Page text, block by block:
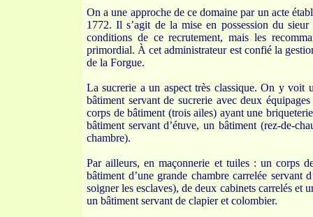
On a une approche de ce domaine par un acte
1772. Il s’agit de la mise en possession du
conditions de ce recrutement, mais les
primordial. À cet administrateur est confié la
de la Forgue.
La sucrerie a un aspect très classique. On y voit
bâtiment servant de sucrerie avec deux
corps de bâtiment (trois ailes) ayant une
bâtiment servant d’étuve, un bâtiment (rez-de-
chambre).
Par ailleurs, en maçonnerie et tuiles : un corps
bâtiment d’une grande chambre carrelée servant
soigner les esclaves), de deux cabinets carrelés et
un bâtiment servant de clapier et colombier.